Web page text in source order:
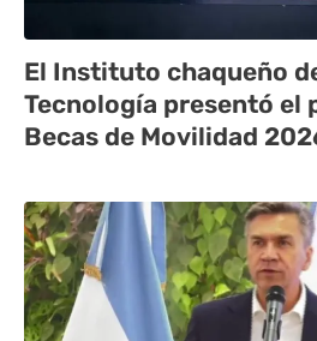
El Instituto chaqueño
Tecnología presentó el
Becas de Movilidad